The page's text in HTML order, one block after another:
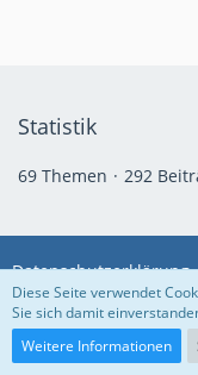
Statistik
69 Themen 292
Datenschutzerklärung
Diese Seite verwendet
Sie sich damit
Weitere Informationen